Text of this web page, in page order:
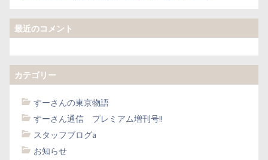
最近のコメント
カテゴリー
すーさんの東京物語
すーさん通信 プレミアム増刊号!!
スタッフブログa
お知らせ